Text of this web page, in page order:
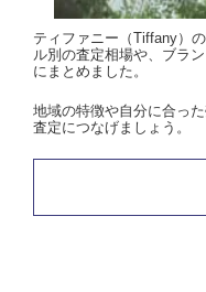
ティファニー（Tiffany）
ル別の査定相場や、ブラ
にまとめました。
地域の特徴や自分に合っ
査定につなげましょう。